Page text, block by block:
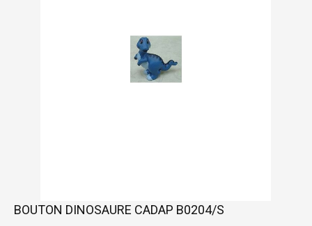
Skip
BOUTON DINOSAURE CADAP B0204/S